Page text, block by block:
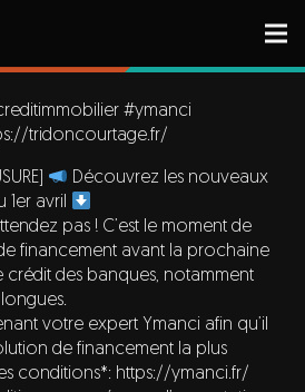
#ymanci
tridoncourtage.fr/
Découvrez les nouveaux
1er avril
pas ! C’est le moment de
financement avant la prochaine
crédit des banques, notamment
votre expert Ymanci afin qu’il
de financement la plus
conditions*: https://ymanci.fr/